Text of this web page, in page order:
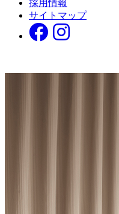
採用情報
サイトマップ